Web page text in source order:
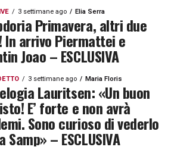
3 settimane ago Elia Serra
Primavera, altri due
In arrivo Piermattei e
Joao – ESCLUSIVA
3 settimane ago Maria Floris
Lauritsen: «Un buon
E’ forte e non avrà
Sono curioso di vederlo
Samp» – ESCLUSIVA